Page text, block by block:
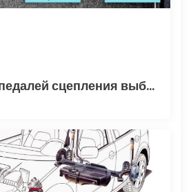
Какая из трех педалей сцепления выбрать